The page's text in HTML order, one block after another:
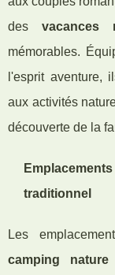
des vacances
mémorables.
l'esprit aventure,
aux activités
découverte de la
traditionnel
Les
camping